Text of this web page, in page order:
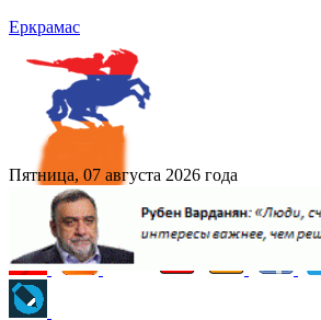
Еркрамас
Пятница, 07 августа 2026 года